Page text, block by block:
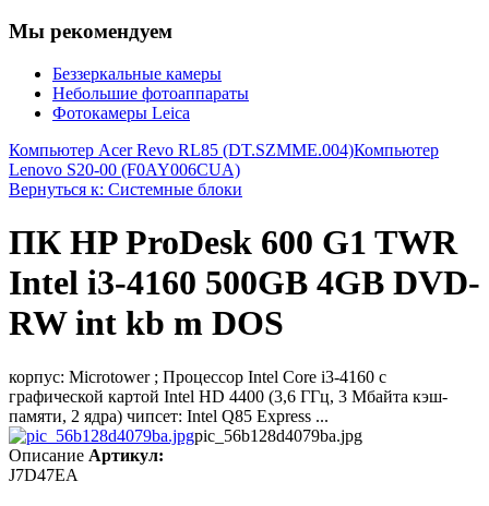
Мы рекомендуем
Беззеркальные камеры
Небольшие фотоаппараты
Фотокамеры Leica
Компьютер Acer Revo RL85 (DT.SZMME.004)Компьютер
Lenovo S20-00 (F0AY006CUA)
Вернуться к: Системные блоки
ПК HP ProDesk 600 G1 TWR
Intel i3-4160 500GB 4GB DVD-
RW int kb m DOS
корпус: Microtower ; Процессор Intel Core i3-4160 с
графической картой Intel HD 4400 (3,6 ГГц, 3 Мбайта кэш-
памяти, 2 ядра) чипсет: Intel Q85 Express ...
pic_56b128d4079ba.jpg
Описание Артикул:
J7D47EA